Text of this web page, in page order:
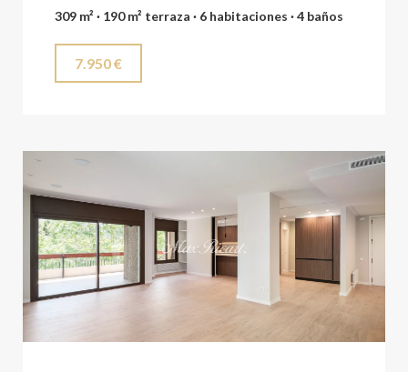
309 m² · 190 m² terraza · 6 habitaciones · 4 baños
7.950 €